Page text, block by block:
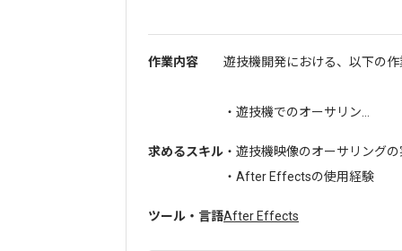
作業内容 遊技機開発における、以下の
・遊技機でのオーサリン...
求めるスキル ・遊技機映像のオーサリング
・After Effectsの使用経験
ツール・言語After Effects